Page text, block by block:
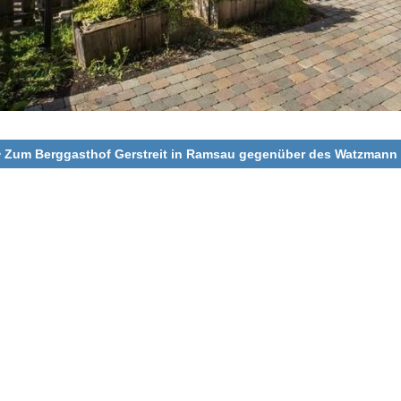
Zum Berggasthof Gerstreit in Ramsau gegenüber des Watzmann